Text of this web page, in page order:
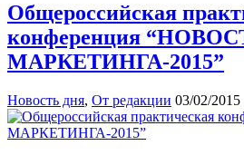
Общероссийская
конференция
МАРКЕТИНГА-2015”
Новость дня, От редакции 03/02/2015